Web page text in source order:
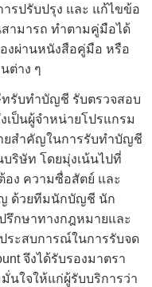
รปรับปรุง และ แก้ไขข้อ
สามารถ ทำตามคู่มือได้
องผ่านหนังสือคู่มือ หรือ
ต่าง ๆ
ทรับทำบัญชี รับตรวจสอบ
เป็นผู้จำหน่ายโปรแกรม
สำคัญในการรับทำบัญชี
บริษัท โดยมุ่งเน้นไปที่
ง ความซื่อสัตย์ และ
ญ ด้วยทีมนักบัญชี นัก
กษาทางกฎหมายและ
ระสบการณ์ในการรับจด
จึงได้รับรองมาตรา
นใจให้แก่ผู้รับบริการว่า